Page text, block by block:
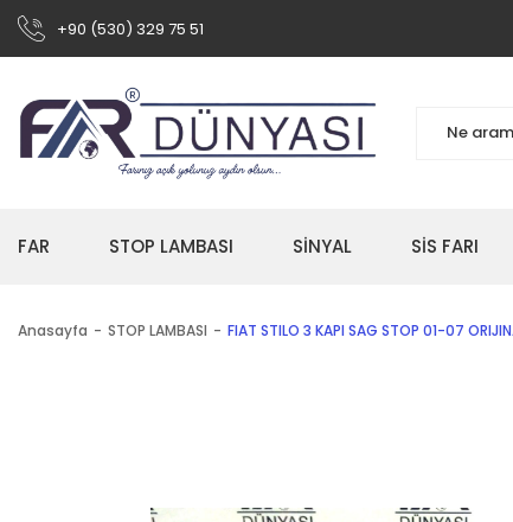
+90 (530) 329 75 51
FAR STOP LAMBASI SİNYAL SİS FARI
Anasayfa STOP LAMBASI FIAT STILO 3 KAPI SAG STOP 01-07